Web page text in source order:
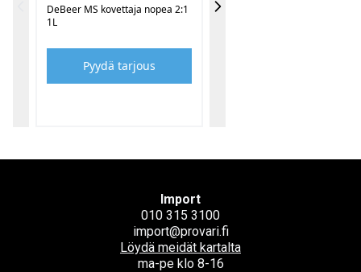
DeBeer MS kovettaja nopea 2:1
1L
Pyydä tarjous
Import
010 315 3100
import@provari.fi
Löydä meidät kartalta
ma-pe klo 8-16